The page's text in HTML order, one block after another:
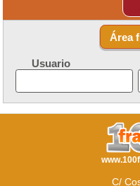
Área
Usuario
C/